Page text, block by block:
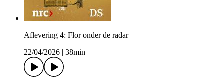
Aflevering 4: Flor onder de radar
22/04/2026
38min